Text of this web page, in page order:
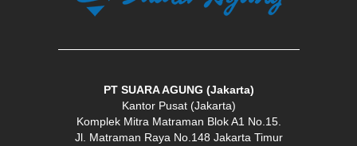
PT SUARA AGUNG (Jakarta)
Kantor Pusat (Jakarta)
Komplek Mitra Matraman Blok A1 No.15.
Jl. Matraman Raya No.148 Jakarta Timur